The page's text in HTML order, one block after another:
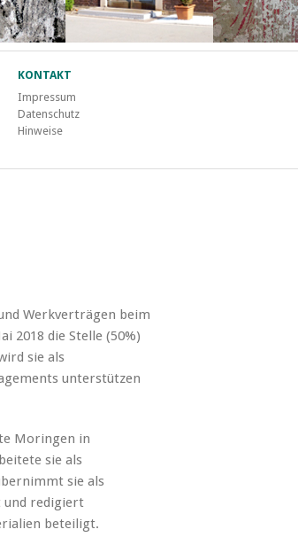
KONTAKT
Impressum
Datenschutz
Hinweise
Werkverträgen beim
2018 die Stelle (50%)
sie als
unterstützen
Moringen in
sie als
sie als
und redigiert
beteiligt.